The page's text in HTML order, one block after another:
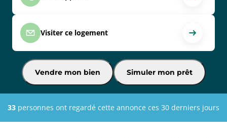
Visiter ce logement
Simuler mon prêt
Vendre mon bien
33 personnes ont regardé cette annonce ces 30 derniers jours